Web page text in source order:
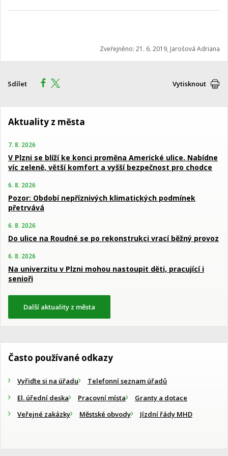
Zveřejněno: 21. 6. 2019, Jarošová Adriana
Sdílet Vytisknout
Aktuality z města
7. 8. 2026
V Plzni se blíží ke konci proměna Americké ulice. Nabídne
víc zeleně, větší komfort a vyšší bezpečnost pro chodce
6. 8. 2026
Pozor: Období nepříznivých klimatických podmínek
přetrvává
6. 8. 2026
Do ulice na Roudné se po rekonstrukci vrací běžný provoz
6. 8. 2026
Na univerzitu v Plzni mohou nastoupit děti, pracující i
senioři
Další aktuality z města
Často používané odkazy
Vyřiďte si na úřadu
Telefonní seznam úřadů
El. úřední deska
Pracovní místa
Granty a dotace
Veřejné zakázky
Městské obvody Jízdní řády MHD